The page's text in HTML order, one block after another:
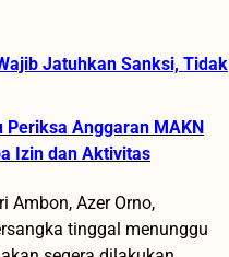
Jatuhkan Sanksi, Tidak
Periksa Anggaran MAKN
Izin dan Aktivitas
Ambon, Azer Orno,
tinggal menunggu